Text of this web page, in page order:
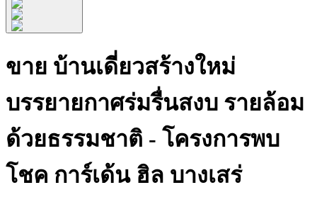
ขาย บ้านเดี่ยวสร้างใหม่
บรรยายกาศร่มรื่นสงบ รายล้อม
ด้วยธรรมชาติ - โครงการพบ
โชค การ์เด้น ฮิล บางเสร่